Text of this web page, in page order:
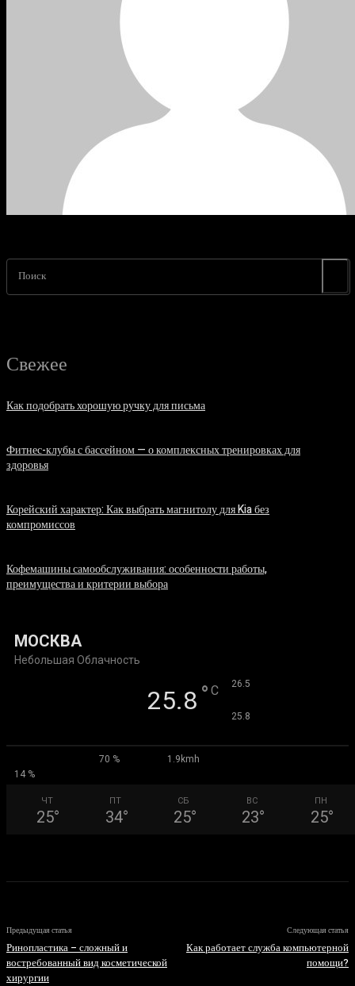
Поиск
Свежее
Как подобрать хорошую ручку для письма
Фитнес-клубы с бассейном — о комплексных тренировках для
здоровья
Корейский характер: Как выбрать магнитолу для Kia без
компромиссов
Кофемашины самообслуживания: особенности работы,
преимущества и критерии выбора
МОСКВА
Небольшая Облачность
25.8 ° C 26.5
25.8
70 %
1.9kmh
14 %
ЧТ
25°
ПТ
34°
СБ
25°
ВС
23°
ПН
25°
Предыдущая статья
Ринопластика – сложный и
востребованный вид косметической
хирургии
Следующая статья
Как работает служба компьютерной
помощи?